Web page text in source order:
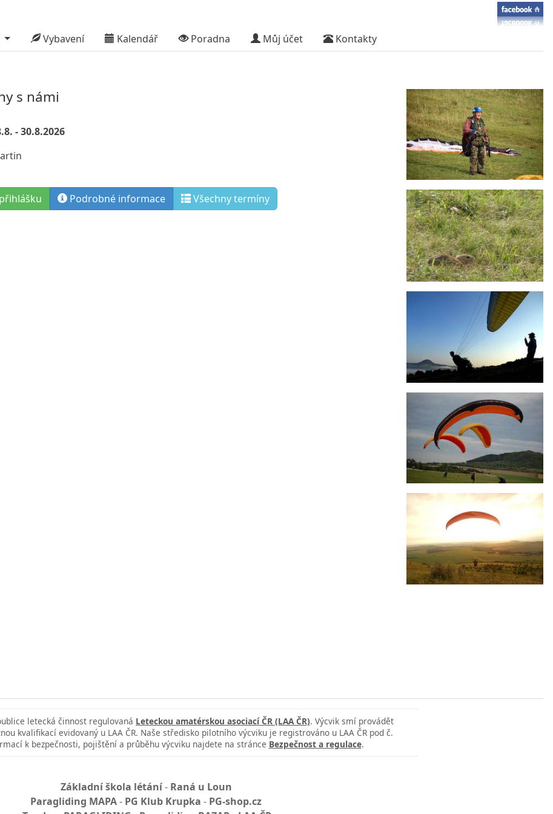
Vybavení Kalendář Poradna Můj účet Kontakty
s námi
- 30.8.2026
Podrobné informace Všechny termíny
letecká činnost regulovaná Leteckou amatérskou asociací ČR (LAA ČR). Výcvik smí provádět
kvalifikací evidovaný u LAA ČR. Naše středisko pilotního výcviku je registrováno u LAA ČR pod č.
k bezpečnosti, pojištění a průběhu výcviku najdete na stránce Bezpečnost a regulace.
Základní škola létání- Raná u Loun
Paragliding MAPA- PG Klub Krupka - PG-shop.cz